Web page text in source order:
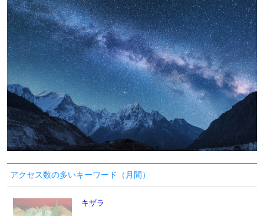
アクセス数の多いキーワード（月間）
キザラ